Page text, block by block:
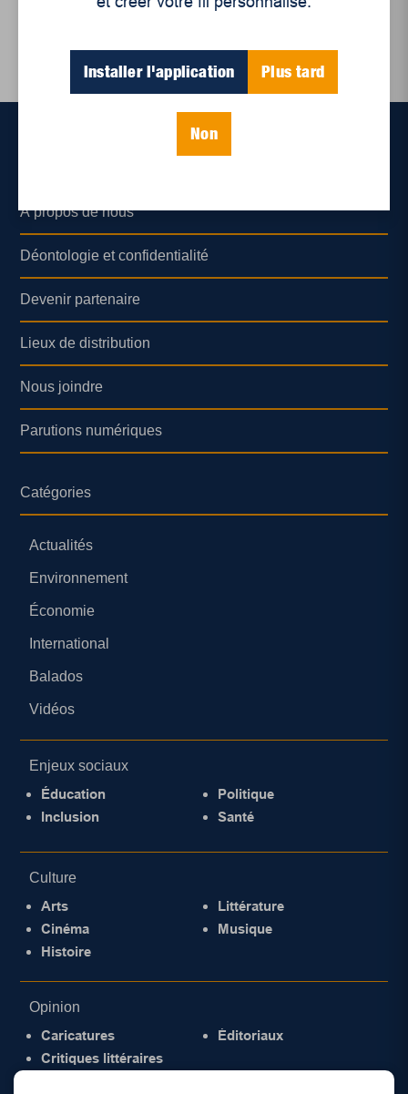
Installer l'application Plus tard
Non
À propos de nous
Déontologie et confidentialité
Devenir partenaire
Lieux de distribution
Nous joindre
Parutions numériques
Catégories
Actualités
Environnement
Économie
International
Balados
Vidéos
Enjeux sociaux
Éducation
Inclusion
Politique
Santé
Culture
Arts
Cinéma
Histoire
Littérature
Musique
Opinion
Caricatures
Critiques littéraires
Éditoriaux